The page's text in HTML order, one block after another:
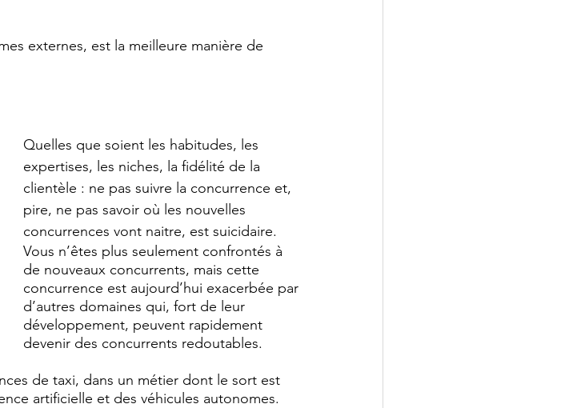
externes, est la meilleure manière de
Quelles que soient les habitudes, les
expertises, les niches, la fidélité de la
clientèle : ne pas suivre la concurrence et,
pire, ne pas savoir où les nouvelles
concurrences vont naitre, est suicidaire.
Vous n’êtes plus seulement confrontés à
de nouveaux concurrents, mais cette
concurrence est aujourd’hui exacerbée par
d’autres domaines qui, fort de leur
développement, peuvent rapidement
devenir des concurrents redoutables.
de taxi, dans un métier dont le sort est
artificielle et des véhicules autonomes.